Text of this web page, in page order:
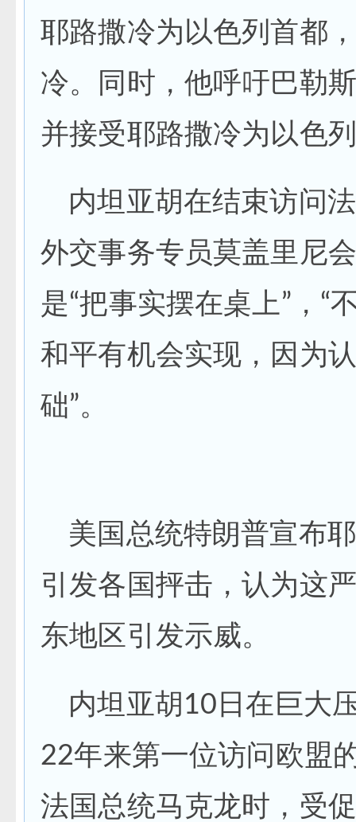
耶路撒冷为以色列首都
冷。同时，他呼吁巴勒
并接受耶路撒冷为以色
内坦亚胡在结束访问
外交事务专员莫盖里尼
是“把事实摆在桌上”，“
和平有机会实现，因为
础”。
美国总统特朗普宣布
引发各国抨击，认为这
东地区引发示威。
内坦亚胡10日在巨大
22年来第一位访问欧盟
法国总统马克龙时，受